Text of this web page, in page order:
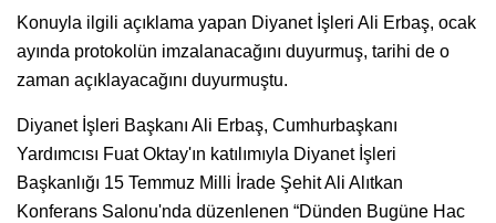
Konuyla ilgili açıklama yapan Diyanet İşleri Ali Erbaş, ocak
ayında protokolün imzalanacağını duyurmuş, tarihi de o
zaman açıklayacağını duyurmuştu.
Diyanet İşleri Başkanı Ali Erbaş, Cumhurbaşkanı
Yardımcısı Fuat Oktay'ın katılımıyla Diyanet İşleri
Başkanlığı 15 Temmuz Milli İrade Şehit Ali Alıtkan
Konferans Salonu'nda düzenlenen “Dünden Bugüne Hac